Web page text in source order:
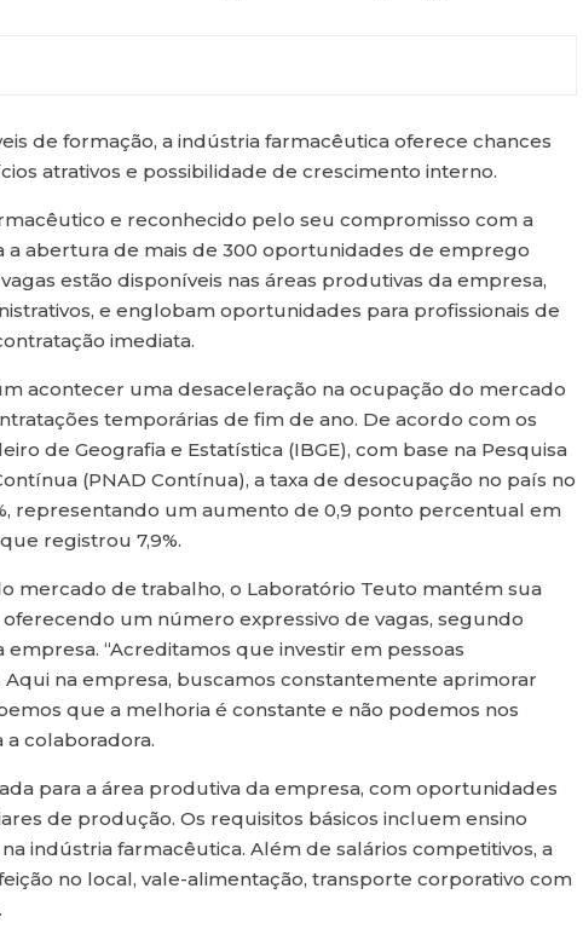
de formação, a indústria farmacêutica oferece chances
atrativos e possibilidade de crescimento interno.
e reconhecido pelo seu compromisso com a
a abertura de mais de 300 oportunidades de emprego
estão disponíveis nas áreas produtivas da empresa,
e englobam oportunidades para profissionais de
imediata.
acontecer uma desaceleração na ocupação do mercado
temporárias de fim de ano. De acordo com os
de Geografia e Estatística (IBGE), com base na Pesquisa
(PNAD Contínua), a taxa de desocupação no país no
representando um aumento de 0,9 ponto percentual em
registrou 7,9%.
mercado de trabalho, o Laboratório Teuto mantém sua
um número expressivo de vagas, segundo
“Acreditamos que investir em pessoas
na empresa, buscamos constantemente aprimorar
que a melhoria é constante e não podemos nos
a colaboradora.
para a área produtiva da empresa, com oportunidades
de produção. Os requisitos básicos incluem ensino
indústria farmacêutica. Além de salários competitivos, a
no local, vale-alimentação, transporte corporativo com